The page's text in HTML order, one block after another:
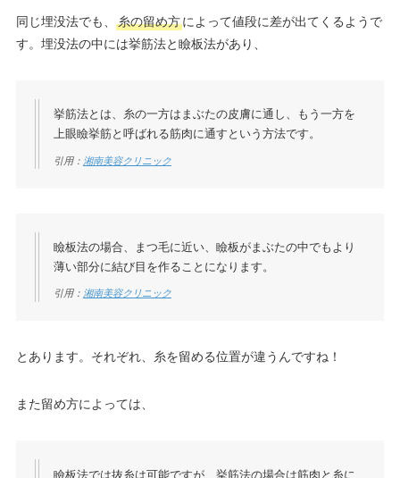
同じ埋没法でも、 糸の留め方によって値段に差が出てくるようで
す。埋没法の中には挙筋法と瞼板法があり、
挙筋法とは、糸の一方はまぶたの皮膚に通し、もう一方を
上眼瞼挙筋と呼ばれる筋肉に通すという方法です。
引用： 湘南美容クリニック
瞼板法の場合、まつ毛に近い、瞼板がまぶたの中でもより
薄い部分に結び目を作ることになります。
引用： 湘南美容クリニック
とあります。それぞれ、糸を留める位置が違うんですね！
また留め方によっては、
瞼板法では抜糸は可能ですが、挙筋法の場合は筋肉と糸に